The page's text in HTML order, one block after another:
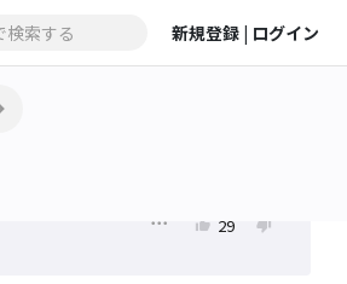
新規登録 | ログイン
たいと思うのかな？って感じます。
の評価基準になってしまうのかと
ですね。
29